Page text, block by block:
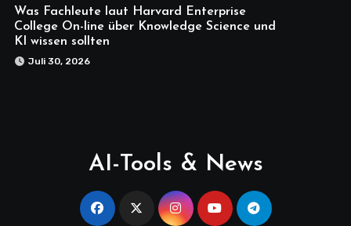
Was Fachleute laut Harvard Enterprise
College On-line über Knowledge Science und
KI wissen sollten
Juli 30, 2026
AI-Tools & News